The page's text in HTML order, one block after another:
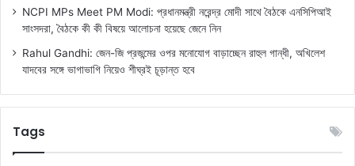
NCPI MPs Meet PM Modi: প্রধানমন্ত্রী নরেন্দ্র মোদী সাথে বৈঠকে এনসিপিআই
সাংসদরা, বৈঠকে কী কী বিষয়ে আলোচনা হয়েছে জেনে নিন
Rahul Gandhi: জেন-জি প্রজন্মের ওপর মনোযোগ বাড়াচ্ছেন রাহুল গান্ধী, অখিলেশ
যাদবের সঙ্গে ভাগাভাগি নিয়েও শীঘ্রই চূড়ান্ত হবে
Tags